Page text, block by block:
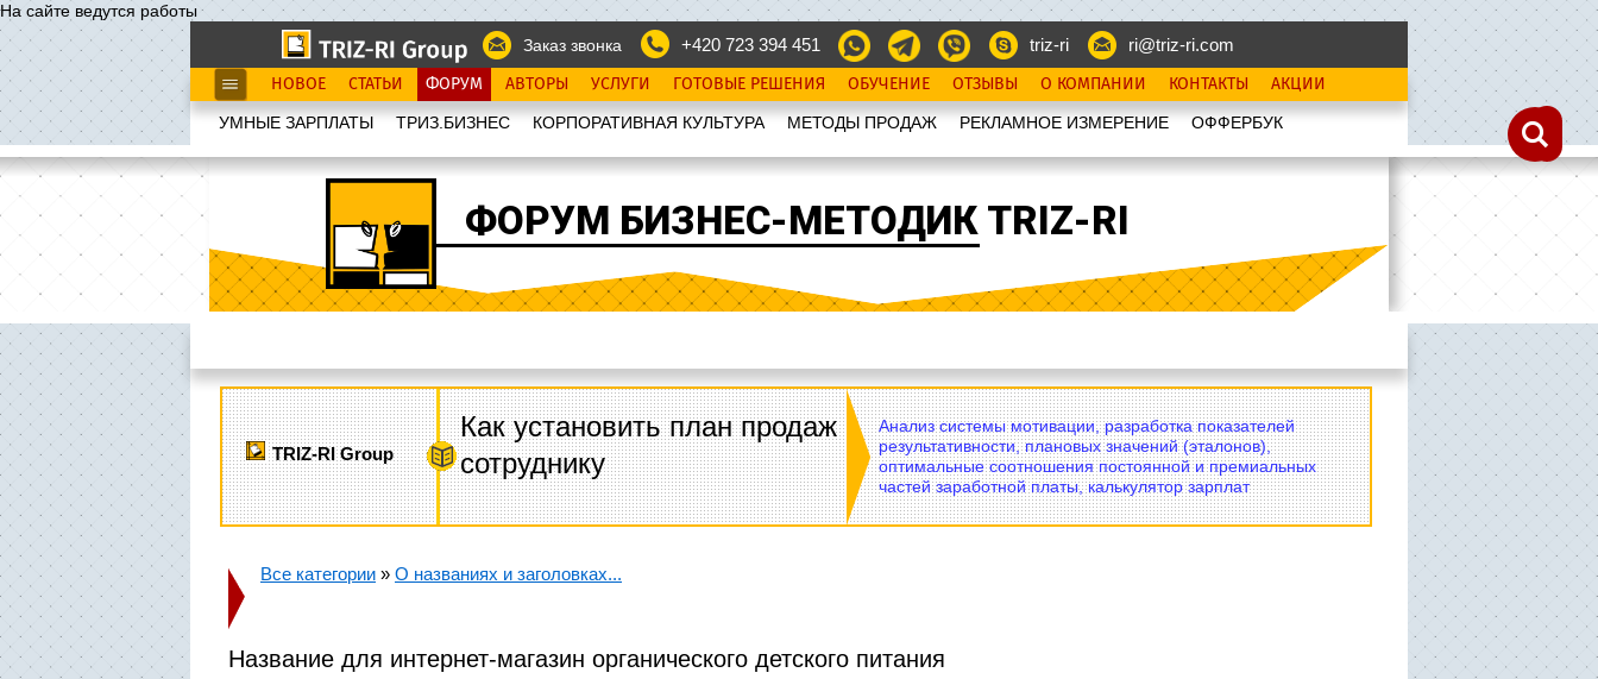
На сайте ведутся работы
Заказ звонка
+420 723 394 451 triz-ri ri@triz-ri.com
НОВОЕ СТАТЬИ ФОРУМ АВТОРЫ УСЛУГИ ГОТОВЫЕ РЕШЕНИЯ ОБУЧЕНИЕ ОТЗЫВЫ О КОМПАНИИ КОНТАКТЫ АКЦИИ
УМНЫЕ ЗАРПЛАТЫ ТРИЗ.БИЗНЕС КОРПОРАТИВНАЯ КУЛЬТУРА МЕТОДЫ ПРОДАЖ РЕКЛАМНОЕ ИЗМЕРЕНИЕ OФФЕРБУК
ФОРУМ БИЗНЕС-МЕТОДИК TRIZ-RI
TRIZ-RI Group
Как установить план продаж
сотруднику
Анализ системы мотивации, разработка показателей
результативности, плановых значений (эталонов),
оптимальные соотношения постоянной и премиальных
частей заработной платы, калькулятор зарплат
Все категории » О названиях и заголовках...
Название для интернет-магазин органического детского питания